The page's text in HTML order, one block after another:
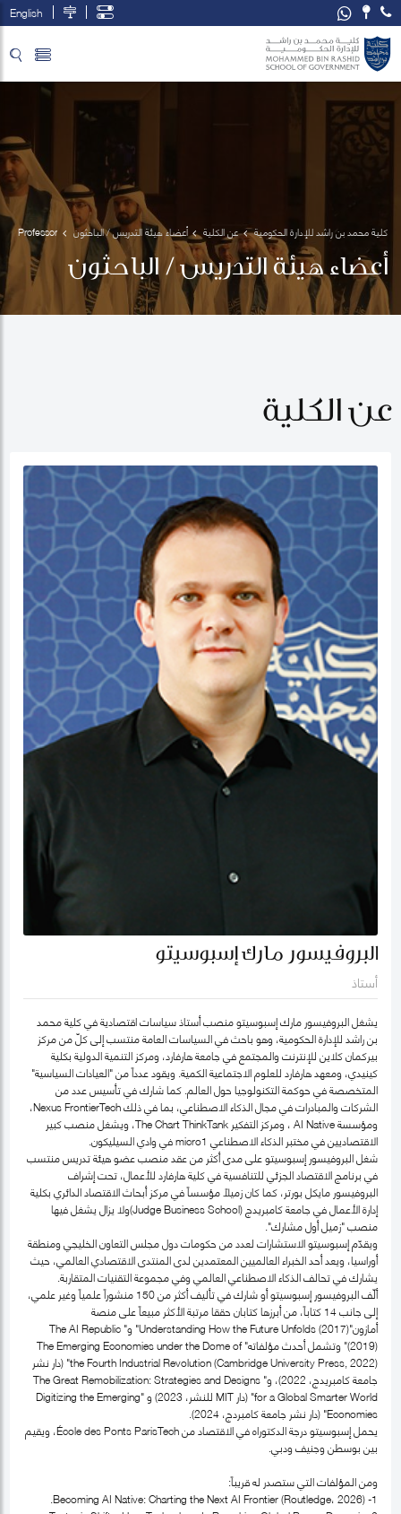
English
كلية محمد بن راشد للإدارة الحكومية عن الكلية أعضاء هيئة التدريس / الباحثون
Professor
Mark
Esposito
أعضاء هيئة التدريس / الباحثون
عن الكلية
البروفيسور مارك إسبوسيتو
أستاذ
يشغل البروفيسور مارك إسبوسيتو منصب أستاذ سياسات اقتصادية في كلية محمد
بن راشد للإدارة الحكومية، وهو باحث في السياسات العامة منتسب إلى كلّ من مركز
بيركمان كلاين للإنترنت والمجتمع في جامعة هارفارد، ومركز التنمية الدولية بكلية
كينيدي، ومعهد هارفارد للعلوم الاجتماعية الكمية. ويقود عدداً من "العيادات السياسية"
المتخصصة في حوكمة التكنولوجيا حول العالم. كما شارك في تأسيس عدد من
الشركات والمبادرات في مجال الذكاء الاصطناعي، بما في ذلك Nexus FrontierTech،
ومؤسسة AI Native ، ومركز التفكير The Chart ThinkTank، ويشغل منصب كبير
الاقتصاديين في مختبر الذكاء الاصطناعي micro1 في وادي السيليكون.
شغل البروفيسور إسبوسيتو على مدى أكثر من عقد منصب عضو هيئة تدريس منتسب
في برنامج الاقتصاد الجزئي للتنافسية في كلية هارفارد للأعمال، تحت إشراف
البروفيسور مايكل بورتر، كما كان زميلاً مؤسساً في مركز أبحاث الاقتصاد الدائري بكلية
إدارة الأعمال في جامعة كامبريدج (Judge Business School)ولا يزال يشغل فيها
منصب "زميل أول مشارك".
ويقدّم إسبوسيتو الاستشارات لعدد من حكومات دول مجلس التعاون الخليجي ومنطقة
أوراسيا، ويعد أحد الخبراء العالميين المعتمدين لدى المنتدى الاقتصادي العالمي، حيث
يشارك في تحالف الذكاء الاصطناعي العالمي وفي مجموعة التقنيات المتقاربة.
ألّف البروفيسور إسبوسيتو أو شارك في تأليف أكثر من 150 منشوراً علمياً وغير علمي،
إلى جانب 14 كتاباً، من أبرزها كتابان حققا مرتبة الأكثر مبيعاً على منصة
أمازون"Understanding How the Future Unfolds (2017)" و" The AI Republic
(2019)" وتشمل أحدث مؤلفاته" The Emerging Economies under the Dome of
the Fourth Industrial Revolution (Cambridge University Press, 2022)" (دار نشر
جامعة كامبريدج، 2022)، و" The Great Remobilization: Strategies and Designs
for a Global Smarter World" (دار MIT للنشر، 2023) و "Digitizing the Emerging
Economies" (دار نشر جامعة كامبردج، 2024).
يحمل إسبوسيتو درجة الدكتوراه في الاقتصاد من École des Ponts ParisTech، ويقيم
بين بوسطن وجنيف ودبي.
ومن المؤلفات التي ستصدر له قريباً:
1- Becoming AI Native: Charting the Next AI Frontier (Routledge، 2026).